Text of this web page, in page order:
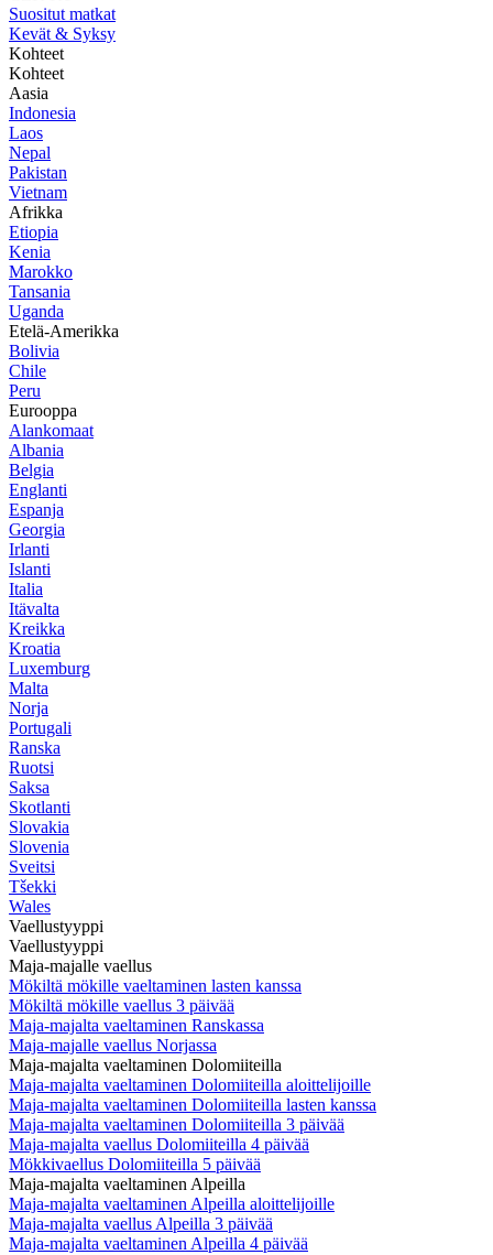
Suositut matkat
Kevät & Syksy
Kohteet
Kohteet
Aasia
Indonesia
Laos
Nepal
Pakistan
Vietnam
Afrikka
Etiopia
Kenia
Marokko
Tansania
Uganda
Etelä-Amerikka
Bolivia
Chile
Peru
Eurooppa
Alankomaat
Albania
Belgia
Englanti
Espanja
Georgia
Irlanti
Islanti
Italia
Itävalta
Kreikka
Kroatia
Luxemburg
Malta
Norja
Portugali
Ranska
Ruotsi
Saksa
Skotlanti
Slovakia
Slovenia
Sveitsi
Tšekki
Wales
Vaellustyyppi
Vaellustyyppi
Maja-majalle vaellus
Mökiltä mökille vaeltaminen lasten kanssa
Mökiltä mökille vaellus 3 päivää
Maja-majalta vaeltaminen Ranskassa
Maja-majalle vaellus Norjassa
Maja-majalta vaeltaminen Dolomiiteilla
Maja-majalta vaeltaminen Dolomiiteilla aloittelijoille
Maja-majalta vaeltaminen Dolomiiteilla lasten kanssa
Maja-majalta vaeltaminen Dolomiiteilla 3 päivää
Maja-majalta vaellus Dolomiiteilla 4 päivää
Mökkivaellus Dolomiiteilla 5 päivää
Maja-majalta vaeltaminen Alpeilla
Maja-majalta vaeltaminen Alpeilla aloittelijoille
Maja-majalta vaellus Alpeilla 3 päivää
Maja-majalta vaeltaminen Alpeilla 4 päivää